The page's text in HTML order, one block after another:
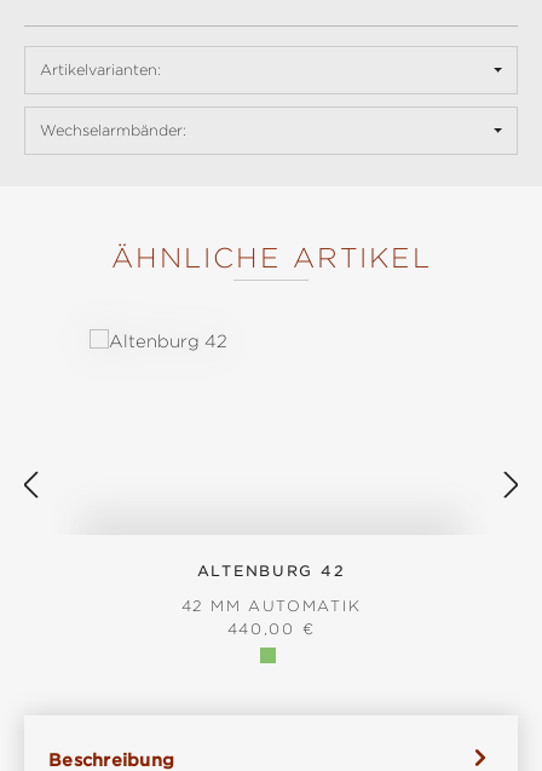
Artikelvarianten:
Wechselarmbänder:
ÄHNLICHE ARTIKEL
ALTENBURG 42
42 MM AUTOMATIK
REGULÄRER PREIS:
440,00 €
Beschreibung